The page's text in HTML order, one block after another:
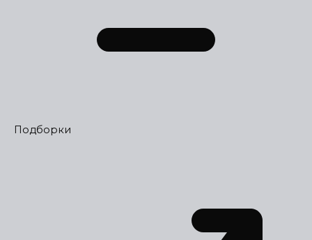
Подборки